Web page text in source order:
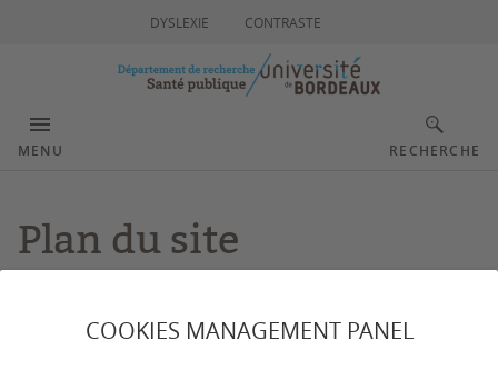
COOKIES MANAGEMENT PANEL
DYSLEXIE CONTRASTE
MENU RECHERCHE
Plan du site
Accueil